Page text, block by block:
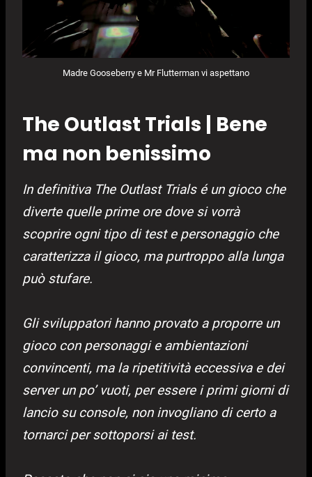
Madre Gooseberry e Mr Flutterman vi aspettano
The Outlast Trials | Bene
ma non benissimo
In definitiva The Outlast Trials é un gioco che
diverte quelle prime ore dove si vorrà
scoprire ogni tipo di test e personaggio che
caratterizza il gioco, ma purtroppo alla lunga
può stufare.
Gli sviluppatori hanno provato a proporre un
gioco con personaggi e ambientazioni
convincenti, ma la ripetitività eccessiva e dei
server un po’ vuoti, per essere i primi giorni di
lancio su console, non invogliano di certo a
tornarci per sottoporsi ai test.